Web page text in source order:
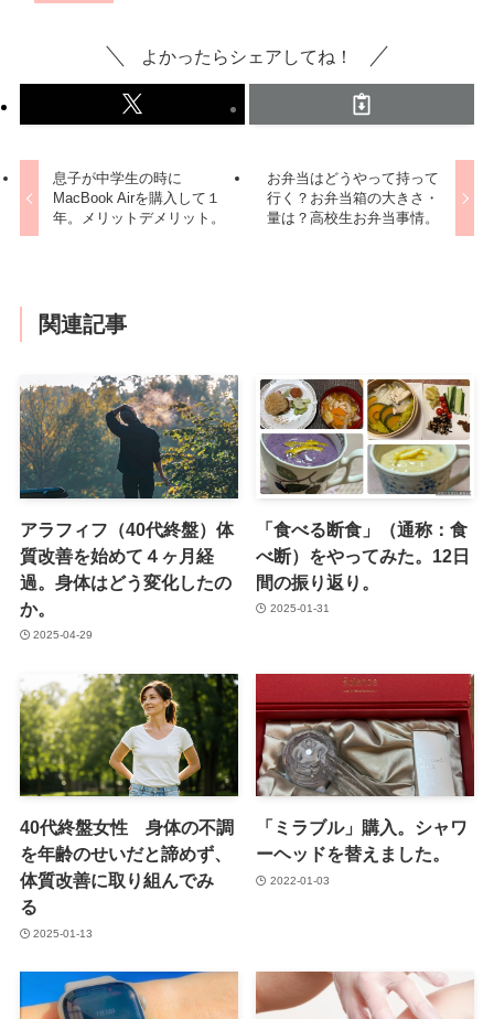
よかったらシェアしてね！
息子が中学生の時に
MacBook Airを購入して１
年。メリットデメリット。
お弁当はどうやって持って
行く？お弁当箱の大きさ・
量は？高校生お弁当事情。
関連記事
アラフィフ（40代終盤）体
質改善を始めて４ヶ月経
過。身体はどう変化したの
か。
2025-04-29
「食べる断食」（通称：食
べ断）をやってみた。12日
間の振り返り。
2025-01-31
40代終盤女性 身体の不調
を年齢のせいだと諦めず、
体質改善に取り組んでみ
る
2025-01-13
「ミラブル」購入。シャワ
ーヘッドを替えました。
2022-01-03